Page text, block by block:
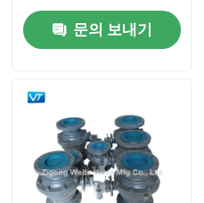
제품
우리에 대하여
문의 보내기